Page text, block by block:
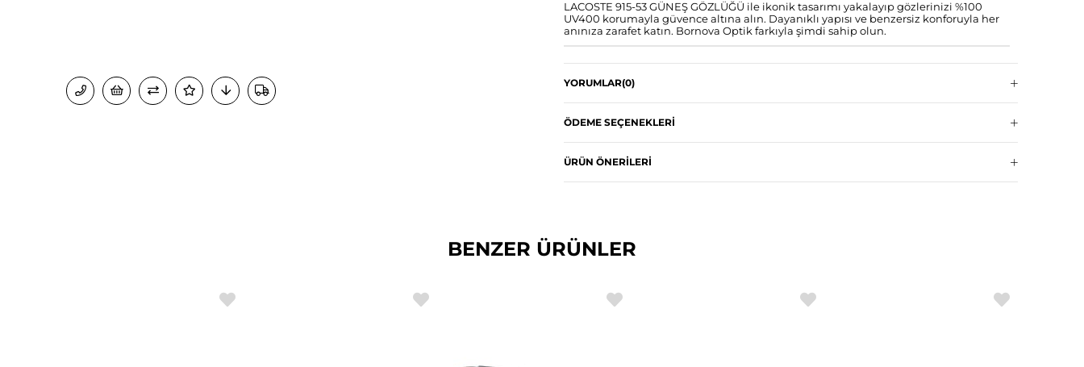
LACOSTE 915-53 GÜNEŞ GÖZLÜĞÜ ile ikonik tasarımı yakalayıp gözlerinizi %100
UV400 korumayla güvence altına alın. Dayanıklı yapısı ve benzersiz konforuyla her
anınıza zarafet katın. Bornova Optik farkıyla şimdi sahip olun.
YORUMLAR(0)
ÖDEME SEÇENEKLERI
ÜRÜN ÖNERILERI
BENZER ÜRÜNLER